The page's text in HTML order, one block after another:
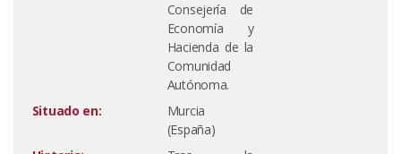
Consejería de
Economía y
Hacienda de la
Comunidad
Autónoma.
Situado en:
Murcia
(España)